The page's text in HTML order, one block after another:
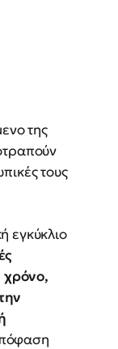
της
τους
εγκύκλιο